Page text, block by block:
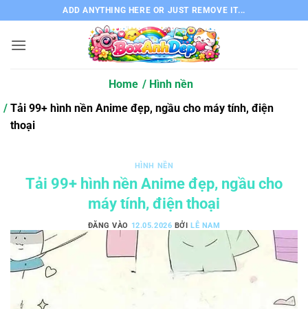
qua
nội
ADD ANYTHING HERE OR JUST REMOVE IT...
Home
Hình nền
Tải 99+ hình nền Anime đẹp, ngầu cho máy tính, điện
thoại
HÌNH NỀN
Tải 99+ hình nền Anime đẹp, ngầu cho
máy tính, điện thoại
ĐĂNG VÀO 12.05.2026 BỞILÊ NAM